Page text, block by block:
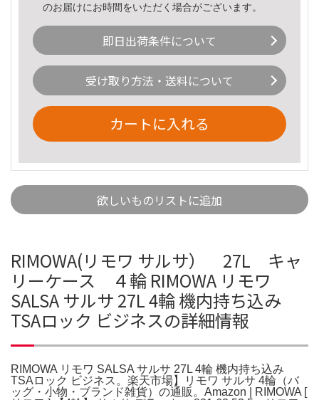
のお届けにお時間をいただく場合がございます。
即日出荷条件について
受け取り方法・送料について
カートに入れる
欲しいものリストに追加
RIMOWA(リモワ サルサ） 27L キャ
リーケース ４輪 RIMOWA リモワ
SALSA サルサ 27L 4輪 機内持ち込み
TSAロック ビジネスの詳細情報
RIMOWA リモワ SALSA サルサ 27L 4輪 機内持ち込み
TSAロック ビジネス。楽天市場】リモワ サルサ 4輪（バ
ッグ・小物・ブランド雑貨）の通販。Amazon | RIMOWA [